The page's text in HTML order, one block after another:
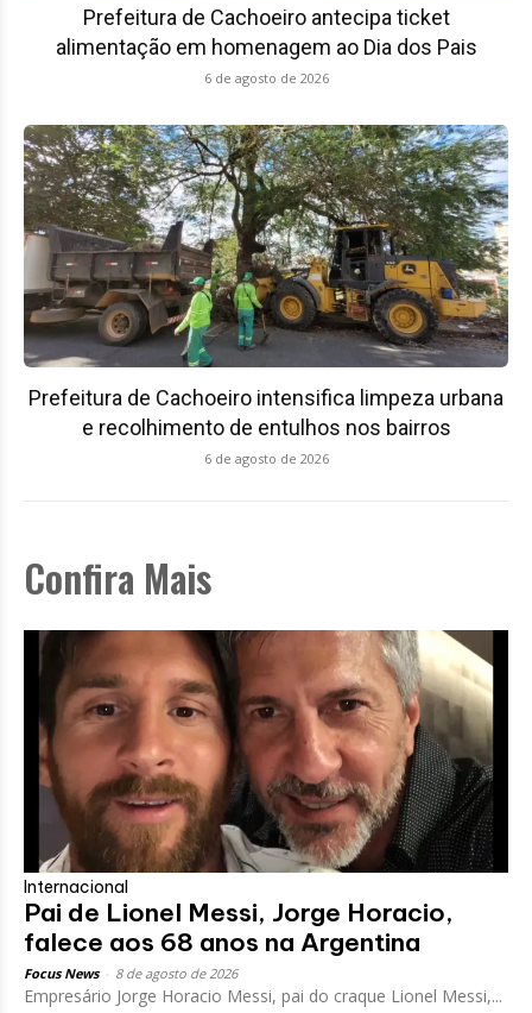
Prefeitura de Cachoeiro antecipa ticket
alimentação em homenagem ao Dia dos Pais
6 de agosto de 2026
Prefeitura de Cachoeiro intensifica limpeza urbana
e recolhimento de entulhos nos bairros
6 de agosto de 2026
Confira Mais
Internacional
Pai de Lionel Messi, Jorge Horacio,
falece aos 68 anos na Argentina
Focus News 8 de agosto de 2026
Empresário Jorge Horacio Messi, pai do craque Lionel Messi,...